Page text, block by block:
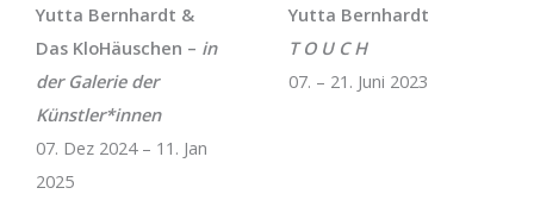
Yutta Bernhardt &
Das KloHäuschen – in
der Galerie der
Künstler*innen
07. Dez 2024 – 11. Jan
2025
Yutta Bernhardt
T O U C H
07. – 21. Juni 2023